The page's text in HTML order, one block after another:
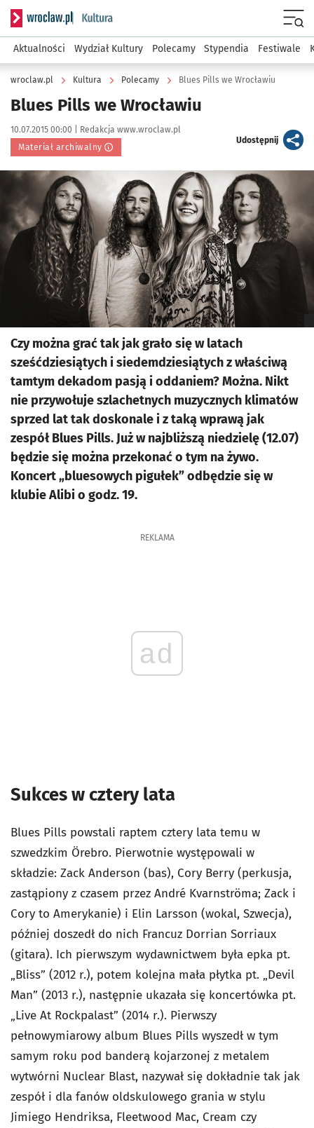
Serwis informacyjny wroclaw.pl podserwis: Kultura
Aktualności Wydział Kultury Polecamy Stypendia Festiwale
wroclaw.pl Kultura Polecamy Blues Pills we Wrocławiu
Blues Pills we Wrocławiu
Data publikacji:
10.07.2015 00:00 | Autor:
Redakcja www.wroclaw.pl
Materiał archiwalny
Udostępnijartykuł
Kliknij, aby powiększyć
Czy można grać tak jak grało się w latach
sześćdziesiątych i siedemdziesiątych z właściwą
tamtym dekadom pasją i oddaniem? Można. Nikt
nie przywołuje szlachetnych muzycznych klimatów
sprzed lat tak doskonale i z taką wprawą jak
zespół Blues Pills. Już w najbliższą niedzielę (12.07)
będzie się można przekonać o tym na żywo.
Koncert „bluesowych pigułek” odbędzie się w
klubie Alibi o godz. 19.
REKLAMA
ad
Sukces w cztery lata
Blues Pills powstali raptem cztery lata temu w
szwedzkim Örebro. Pierwotnie występowali w
składzie: Zack Anderson (bas), Cory Berry (perkusja,
zastąpiony z czasem przez André Kvarnströma; Zack i
Cory to Amerykanie) i Elin Larsson (wokal, Szwecja),
później doszedł do nich Francuz Dorrian Sorriaux
(gitara). Ich pierwszym wydawnictwem była epka pt.
„Bliss” (2012 r.), potem kolejna mała płytka pt. „Devil
Man” (2013 r.), następnie ukazała się koncertówka pt.
„Live At Rockpalast” (2014 r.). Pierwszy
pełnowymiarowy album Blues Pills wyszedł w tym
samym roku pod banderą kojarzonej z metalem
wytwórni Nuclear Blast, nazywał się dokładnie tak jak
zespół i dla fanów oldskulowego grania w stylu
Jimiego Hendriksa, Fleetwood Mac, Cream czy